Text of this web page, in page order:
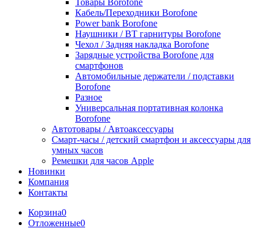
Товары Borofone
Кабель/Переходники Borofone
Power bank Borofone
Наушники / BT гарнитуры Borofone
Чехол / Задняя накладка Borofone
Зарядные устройства Borofone для
смартфонов
Автомобильные держатели / подставки
Borofone
Разное
Универсальная портативная колонка
Borofone
Автотовары / Автоаксессуары
Смарт-часы / детский смартфон и аксессуары для
умных часов
Ремешки для часов Apple
Новинки
Компания
Контакты
Корзина0
Отложенные0